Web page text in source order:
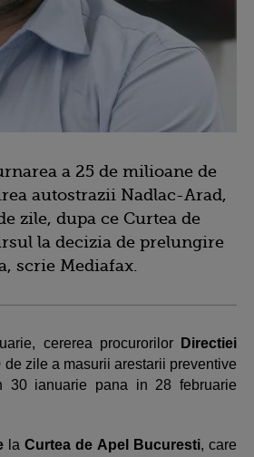
a 25 de milioane de
autostrazii Nadlac-Arad,
zile, dupa ce Curtea de
la decizia de prelungire
scrie Mediafax.
cererea procurorilor
Directiei
zile a masurii arestarii preventive
30 ianuarie pana in 28 februarie
la Curtea de Apel Bucuresti, care